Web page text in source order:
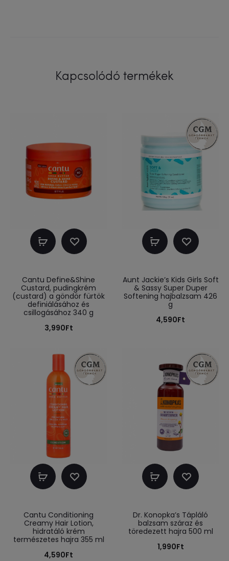
Kapcsolódó termékek
Kosárba
Cantu Define&Shine
Custard, pudingkrém
(custard) a göndör fürtök
definiálásához és
csillogásához 340 g
3,990Ft
Kosárba
Aunt Jackie’s Kids Girls Soft
& Sassy Super Duper
Softening hajbalzsam 426
g
4,590Ft
Kosárba
Cantu Conditioning
Creamy Hair Lotion,
hidratáló krém
természetes hajra 355 ml
4,590Ft
Kosárba
Dr. Konopka’s Tápláló
balzsam száraz és
töredezett hajra 500 ml
1,990Ft